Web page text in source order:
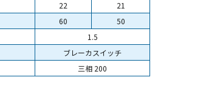
22
21
60
50
1.5
ブレーカスイッチ
三相 200